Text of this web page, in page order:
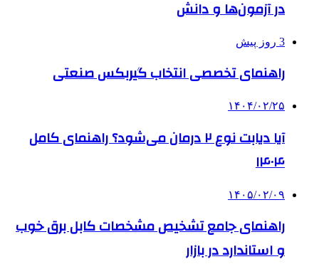
در آزمون‌ها و دانش
3 روز پیش
راهنمای تخصصی انتخاب گیربکس صنعتی
۱۴۰۴/۰۲/۲۵
آیا دیابت نوع ۲ درمان می‌شود؟ راهنمای کامل
۱۴۰۴
۱۴۰۵/۰۲/۰۹
راهنمای جامع تشخیص مشخصات کابل برق خوب
و استاندارد در بازار